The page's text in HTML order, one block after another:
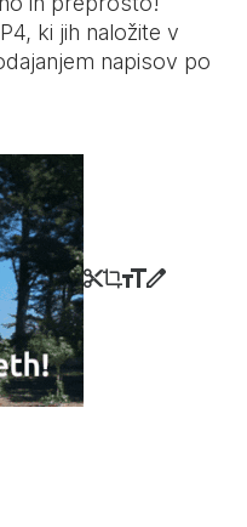
ki jih naložite v
napisov po